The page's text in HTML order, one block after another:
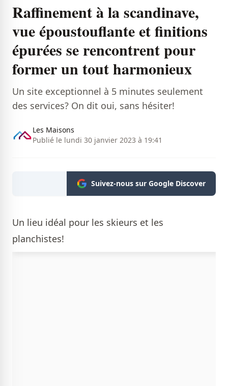
Raffinement à la scandinave,
vue époustouflante et finitions
épurées se rencontrent pour
former un tout harmonieux
Un site exceptionnel à 5 minutes seulement
des services? On dit oui, sans hésiter!
Les Maisons
Publié le lundi 30 janvier 2023 à 19:41
Suivez-nous sur Google Discover
Un lieu idéal pour les skieurs et les
planchistes!